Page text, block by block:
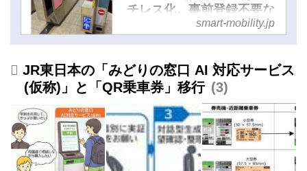
チレス化。事前登録不要な
ウォークスルー改札を駅で
実証 - スマートモビリティ
smart-mobility.jp
JR東日本の「みどりの窓口 AI 対応サービス
(仮称)」と「QR乗車券」移行
3